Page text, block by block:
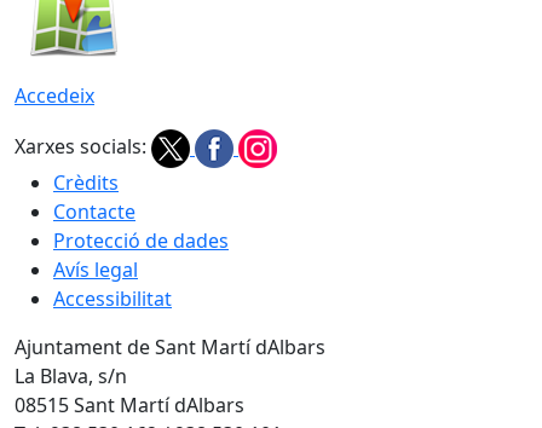
Accedeix
Xarxes socials:
Crèdits
Contacte
Protecció de dades
Avís legal
Accessibilitat
Ajuntament de Sant Martí dAlbars
La Blava, s/n
08515 Sant Martí dAlbars